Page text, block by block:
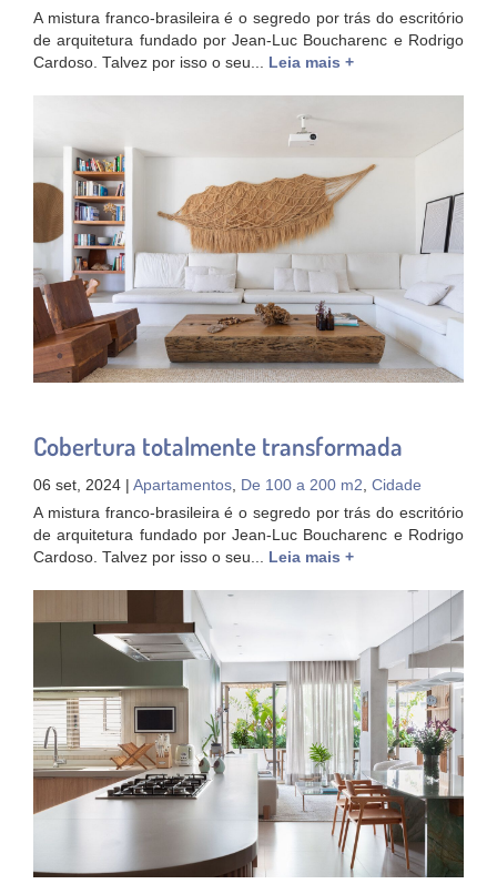
A mistura franco-brasileira é o segredo por trás do escritório
de arquitetura fundado por Jean-Luc Boucharenc e Rodrigo
Cardoso. Talvez por isso o seu...
Leia mais +
Cobertura totalmente transformada
06 set, 2024 | Apartamentos De 100 a 200 m2 Cidade
A mistura franco-brasileira é o segredo por trás do escritório
de arquitetura fundado por Jean-Luc Boucharenc e Rodrigo
Cardoso. Talvez por isso o seu... Leia mais +